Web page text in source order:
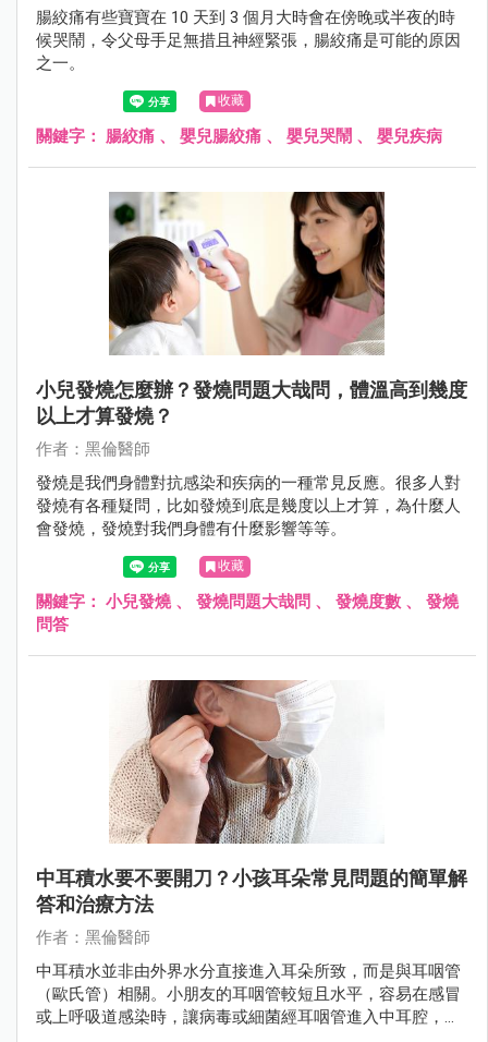
腸絞痛有些寶寶在 10 天到 3 個月大時會在傍晚或半夜的時
候哭鬧，令父母手足無措且神經緊張，腸絞痛是可能的原因
之一。
收藏
關鍵字： 腸絞痛 、 嬰兒腸絞痛 、 嬰兒哭鬧 、 嬰兒疾病
小兒發燒怎麼辦？發燒問題大哉問，體溫高到幾度
以上才算發燒？
作者：黑倫醫師
發燒是我們身體對抗感染和疾病的一種常見反應。很多人對
發燒有各種疑問，比如發燒到底是幾度以上才算，為什麼人
會發燒，發燒對我們身體有什麼影響等等。
收藏
關鍵字： 小兒發燒、 發燒問題大哉問 、 發燒度數 、 發燒
問答
中耳積水要不要開刀？小孩耳朵常見問題的簡單解
答和治療方法
作者：黑倫醫師
中耳積水並非由外界水分直接進入耳朵所致，而是與耳咽管
（歐氏管）相關。小朋友的耳咽管較短且水平，容易在感冒
或上呼吸道感染時，讓病毒或細菌經耳咽管進入中耳腔，導